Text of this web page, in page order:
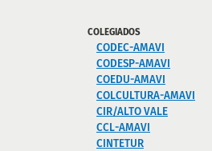
COLEGIADOS
CODEC-AMAVI
CODESP-AMAVI
COEDU-AMAVI
COLCULTURA-AMAVI
CIR/ALTO VALE
CCL-AMAVI
CINTETUR